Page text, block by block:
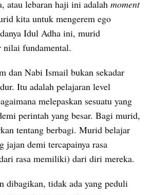
atau lebaran haji ini adalah moment
kita untuk mengerem ego
Idul Adha ini, murid
nilai fundamental.
dan Nabi Ismail bukan sekadar
Itu adalah pelajaran level
melepaskan sesuatu yang
perintah yang besar. Bagi murid,
tentang berbagi. Murid belajar
jajan demi tercapainya rasa
rasa memiliki) dari diri mereka.
dibagikan, tidak ada yang peduli